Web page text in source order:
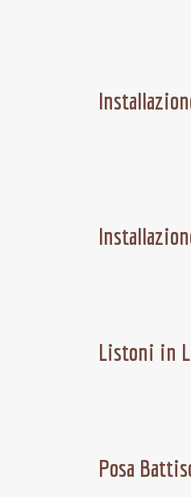
Listoni in
Posa